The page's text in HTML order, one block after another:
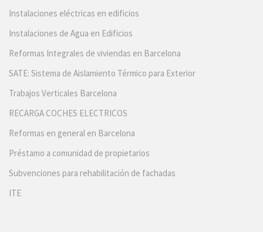
Instalaciones eléctricas en edificios
Instalaciones de Agua en Edificios
Reformas Integrales de viviendas en Barcelona
SATE: Sistema de Aislamiento Térmico para Exterior
Trabajos Verticales Barcelona
RECARGA COCHES ELECTRICOS
Reformas en general en Barcelona
Préstamo a comunidad de propietarios
Subvenciones para rehabilitación de fachadas
ITE